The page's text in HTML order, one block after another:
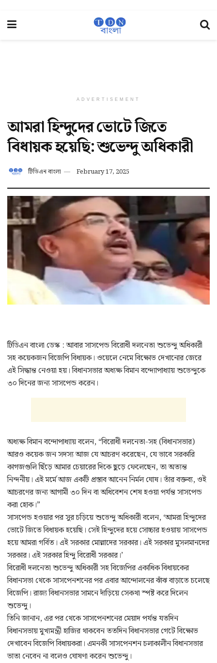
ADVERTISEMENT
আমরা হিন্দুদের ভোটে জিতে
বিধায়ক হয়েছি: শুভেন্দু অধিকারী
টিডিএন বাংলা February 17, 2025
টিডিএন বাংলা ডেস্ক : আবার সাসপেন্ড বিরোধী দলনেতা শুভেন্দু অধিকারী
সহ কয়েকজন বিজেপি বিধায়ক। ওয়েলে নেমে বিক্ষোভ দেখানোর জেরে
এই সিদ্ধান্ত নেওয়া হয়। বিধানসভার অধ্যক্ষ বিমান বন্দ্যোপাধ্যায় শুভেন্দুকে
৩০ দিনের জন্য সাসপেন্ড করেন।
অধ্যক্ষ বিমান বন্দোপাধ্যায় বলেন, “বিরোধী দলনেতা-সহ (বিধানসভার)
আরও কয়েক জন সদস্য আজ যে আচরণ করেছেন, যে ভাবে সরকারি
কাগজগুলি ছিঁড়ে আমার চেয়ারের দিকে ছুড়ে ফেলেছেন, তা অত্যন্ত
নিন্দনীয়। এই মর্মে আজ একটি প্রস্তাব আনেন নির্মল ঘোষ। তাঁর বক্তব্য, ওই
আচরণের জন্য আগামী ৩০ দিন বা অধিবেশন শেষ হওয়া পর্যন্ত সাসপেন্ড
করা হোক।”
সাসপেন্ড হওয়ার পর সুর চড়িয়ে শুভেন্দু অধিকারী বলেন, ‘আমরা হিন্দুদের
ভোটে জিতে বিধায়ক হয়েছি। সেই হিন্দুদের হয়ে সোচ্চার হওয়ায় সাসপেন্ড
হয়ে আমরা গর্বিত। এই সরকার মোল্লাদের সরকার। এই সরকার মুসলমানদের
সরকার। এই সরকার হিন্দু বিরোধী সরকার।’
বিরোধী দলনেতা শুভেন্দু অধিকারী সহ বিজেপির একাধিক বিধায়কের
বিধানসভা থেকে সাসপেনশনের পর এবার আন্দোলনের ঝাঁঝ বাড়াতে চলেছে
বিজেপি। রাজ্য বিধানসভার সামনে দাঁড়িয়ে সেকথা স্পষ্ট করে দিলেন
শুভেন্দু।
তিনি জানান, এর পর থেকে সাসপেনশনের মেয়াদ পর্যন্ত যতদিন
বিধানসভায় মুখ্যমন্ত্রী হাজির থাকবেন ততদিন বিধানসভার গেটে বিক্ষোভ
দেখাবেন বিজেপি বিধায়করা। এমনকী সাসপেনশন চলাকালীন বিধানসভার
ভাতা নেবেন না বলেও ঘোষণা করেন শুভেন্দু।